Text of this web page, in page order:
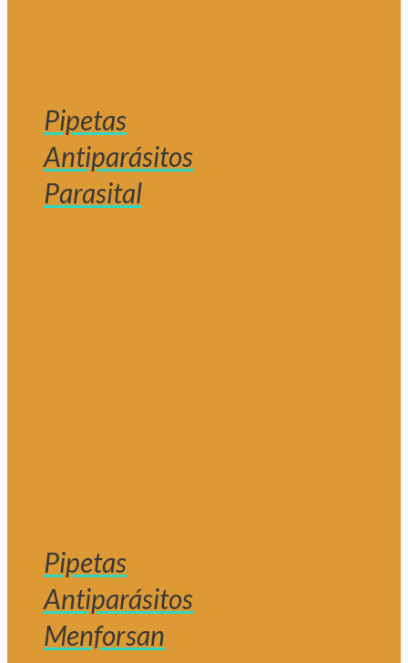
Pipetas
Antiparásitos
Parasital
Pipetas
Antiparásitos
Menforsan